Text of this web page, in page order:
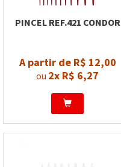
PINCEL REF.421 CONDOR
A partir de R$ 12,00
ou 2x R$ 6,27